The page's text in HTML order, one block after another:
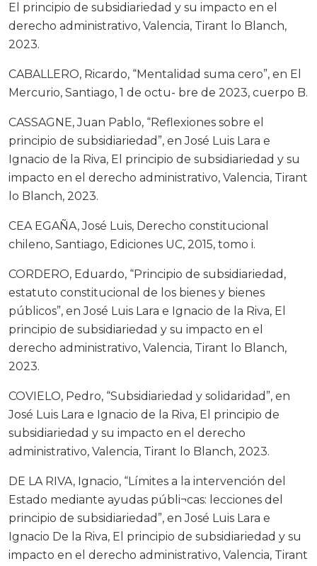
El principio de subsidiariedad y su impacto en el
derecho administrativo, Valencia, Tirant lo Blanch,
2023.
CABALLERO, Ricardo, “Mentalidad suma cero”, en El
Mercurio, Santiago, 1 de octu- bre de 2023, cuerpo B.
CASSAGNE, Juan Pablo, “Reflexiones sobre el
principio de subsidiariedad”, en José Luis Lara e
Ignacio de la Riva, El principio de subsidiariedad y su
impacto en el derecho administrativo, Valencia, Tirant
lo Blanch, 2023.
CEA EGAÑA, José Luis, Derecho constitucional
chileno, Santiago, Ediciones UC, 2015, tomo i.
CORDERO, Eduardo, “Principio de subsidiariedad,
estatuto constitucional de los bienes y bienes
públicos”, en José Luis Lara e Ignacio de la Riva, El
principio de subsidiariedad y su impacto en el
derecho administrativo, Valencia, Tirant lo Blanch,
2023.
COVIELO, Pedro, “Subsidiariedad y solidaridad”, en
José Luis Lara e Ignacio de la Riva, El principio de
subsidiariedad y su impacto en el derecho
administrativo, Valencia, Tirant lo Blanch, 2023.
DE LA RIVA, Ignacio, “Límites a la intervención del
Estado mediante ayudas públi¬cas: lecciones del
principio de subsidiariedad”, en José Luis Lara e
Ignacio De la Riva, El principio de subsidiariedad y su
impacto en el derecho administrativo, Valencia, Tirant